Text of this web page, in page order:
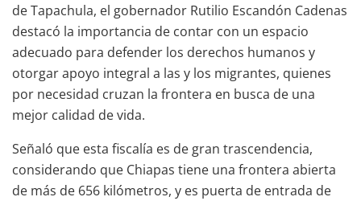
de Tapachula, el gobernador Rutilio Escandón Cadenas
destacó la importancia de contar con un espacio
adecuado para defender los derechos humanos y
otorgar apoyo integral a las y los migrantes, quienes
por necesidad cruzan la frontera en busca de una
mejor calidad de vida.
Señaló que esta fiscalía es de gran trascendencia,
considerando que Chiapas tiene una frontera abierta
de más de 656 kilómetros, y es puerta de entrada de